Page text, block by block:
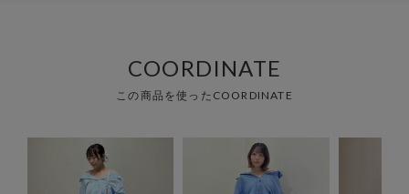
COORDINATE
この商品を使ったCOORDINATE